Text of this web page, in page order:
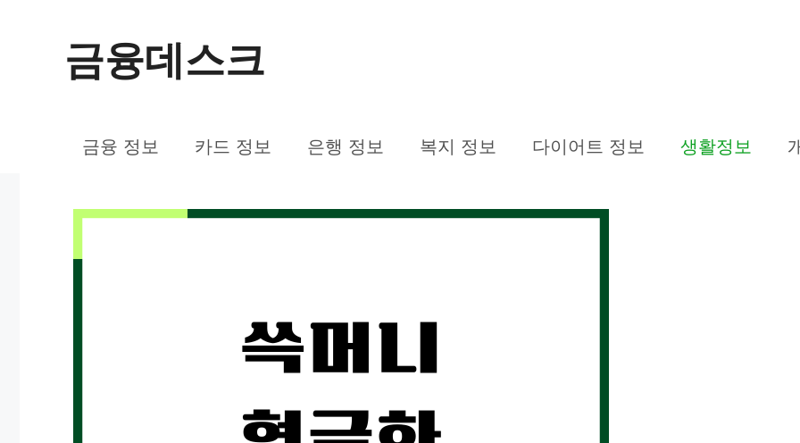
금융데스크
금융 정보 카드 정보 은행 정보 복지 정보 다이어트 정보 생활정보